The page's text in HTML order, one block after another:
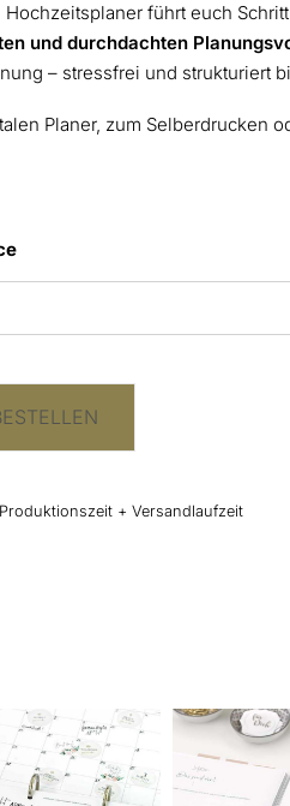
führt euch
und durchdachten
– stressfrei und strukturiert
Planer, zum Selberdrucken
+ Versandlaufzeit